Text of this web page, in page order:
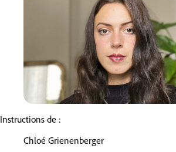
Instructions de :
Chloé Grienenberger